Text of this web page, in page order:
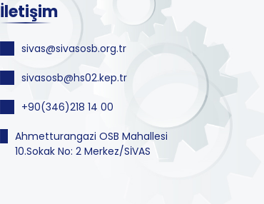
İletişim
sivas@sivasosb.org.tr
sivasosb@hs02.kep.tr
+90(346)218 14 00
Ahmetturangazi OSB Mahallesi
10.Sokak No: 2 Merkez/SİVAS